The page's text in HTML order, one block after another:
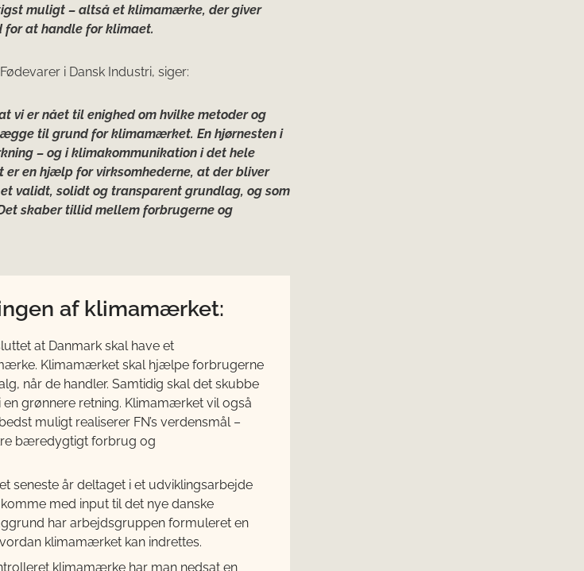
muligt – altså et klimamærke, der giver
for at handle for klimaet.
i Dansk Industri, siger:
vi er nået til enighed om hvilke metoder og
til grund for klimamærket. En hjørnesten i
– og i klimakommunikation i det hele
er en hjælp for virksomhederne, at der bliver
validt, solidt og transparent grundlag, og som
skaber tillid mellem forbrugerne og
af klimamærket:
at Danmark skal have et
Klimamærket skal hjælpe forbrugerne
når de handler. Samtidig skal det skubbe
grønnere retning. Klimamærket vil også
muligt realiserer FN’s verdensmål –
bæredygtigt forbrug og
seneste år deltaget i et udviklingsarbejde
med input til det nye danske
har arbejdsgruppen formuleret en
klimamærket kan indrettes.
klimamærke har man nedsat en